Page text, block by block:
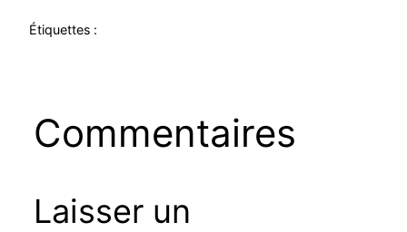
Étiquettes :
Commentaires
Laisser un